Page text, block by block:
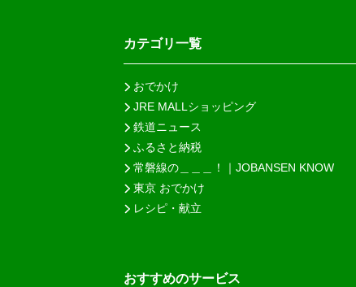
カテゴリ一覧
おでかけ
JRE MALLショッピング
鉄道ニュース
ふるさと納税
常磐線の＿＿＿！｜JOBANSEN KNOW
東京 おでかけ
レシピ・献立
おすすめのサービス